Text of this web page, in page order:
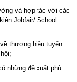
và hợp tác với các
Jobfair/ School
thương hiệu tuyển
những đề xuất phù